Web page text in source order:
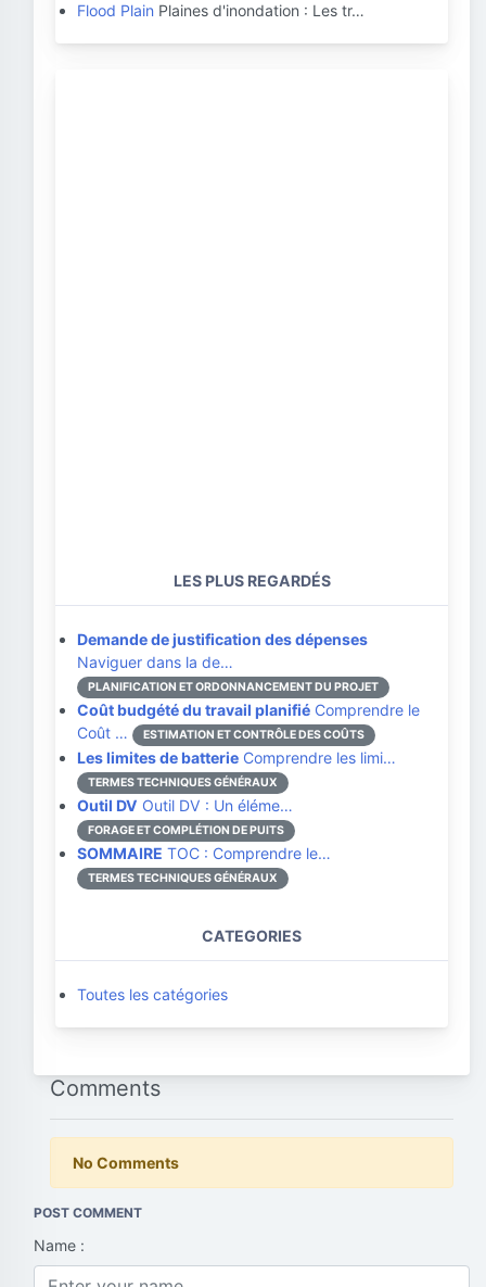
Flood Plain Plaines d'inondation : Les tr…
LES PLUS REGARDÉS
Demande de justification des dépenses
Naviguer dans la de…
PLANIFICATION ET ORDONNANCEMENT DU PROJET
Coût budgété du travail planifié Comprendre le
Coût …
ESTIMATION ET CONTRÔLE DES COÛTS
Les limites de batterie Comprendre les limi…
TERMES TECHNIQUES GÉNÉRAUX
Outil DV Outil DV : Un éléme…
FORAGE ET COMPLÉTION DE PUITS
SOMMAIRE TOC : Comprendre le…
TERMES TECHNIQUES GÉNÉRAUX
CATEGORIES
Toutes les catégories
Comments
No Comments
POST COMMENT
Name :